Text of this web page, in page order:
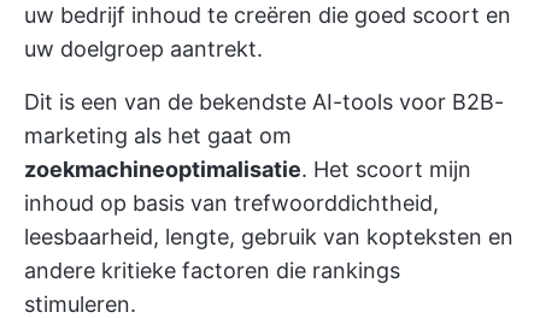
uw bedrijf inhoud te creëren die goed scoort en
uw doelgroep aantrekt.
Dit is een van de bekendste AI-tools voor B2B-
marketing als het gaat om
zoekmachineoptimalisatie. Het scoort mijn
inhoud op basis van trefwoorddichtheid,
leesbaarheid, lengte, gebruik van kopteksten en
andere kritieke factoren die rankings
stimuleren.